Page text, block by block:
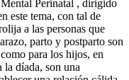
Perinatal , dirigido
este tema, con tal de
a las personas que
parto y postparto son
para los hijos, en
la díada, son una